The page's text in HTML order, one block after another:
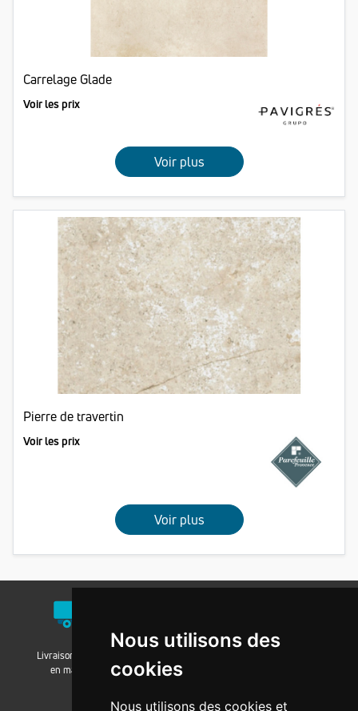
Nous utilisons des
cookies
Nous utilisons des cookies et
Carrelage Glade
Voir les prix
Voir plus
Pierre de travertin
Voir les prix
Voir plus
Livraison / Retrait
en magasin